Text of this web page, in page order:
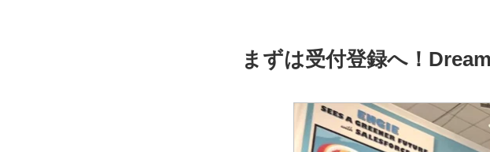
まずは受付登録へ！